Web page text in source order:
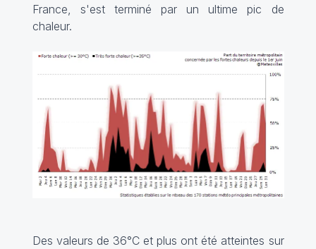
France, s'est terminé par un ultime pic de
chaleur.
Des valeurs de 36°C et plus ont été atteintes sur